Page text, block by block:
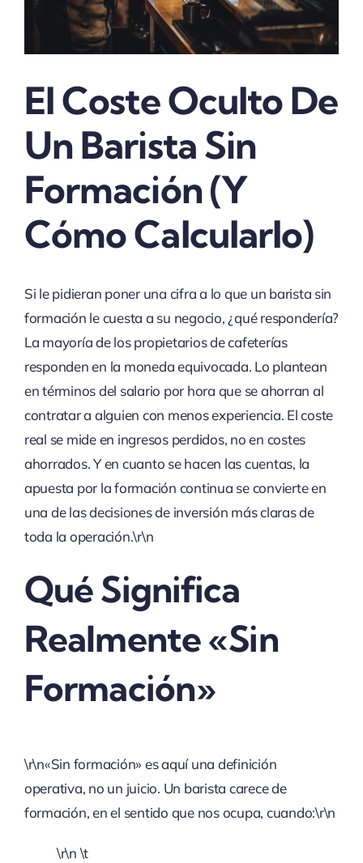
El Coste Oculto De
Un Barista Sin
Formación (y
Cómo Calcularlo)
Si le pidieran poner una cifra a lo que un barista sin
formación le cuesta a su negocio, ¿qué respondería?
La mayoría de los propietarios de cafeterías
responden en la moneda equivocada. Lo plantean
en términos del salario por hora que se ahorran al
contratar a alguien con menos experiencia. El coste
real se mide en ingresos perdidos, no en costes
ahorrados. Y en cuanto se hacen las cuentas, la
apuesta por la formación continua se convierte en
una de las decisiones de inversión más claras de
toda la operación.\r\n
Qué Significa
Realmente «sin
Formación»
\r\n«Sin formación» es aquí una definición
operativa, no un juicio. Un barista carece de
formación, en el sentido que nos ocupa, cuando:\r\n
\r\n \t